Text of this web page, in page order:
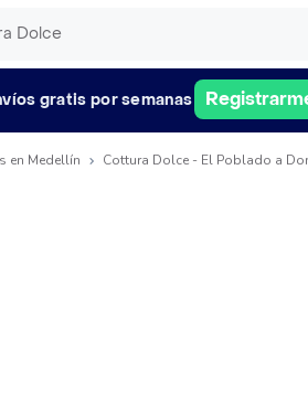
gratis por semanas
en Medellín Cottura Dolce - El Poblado a